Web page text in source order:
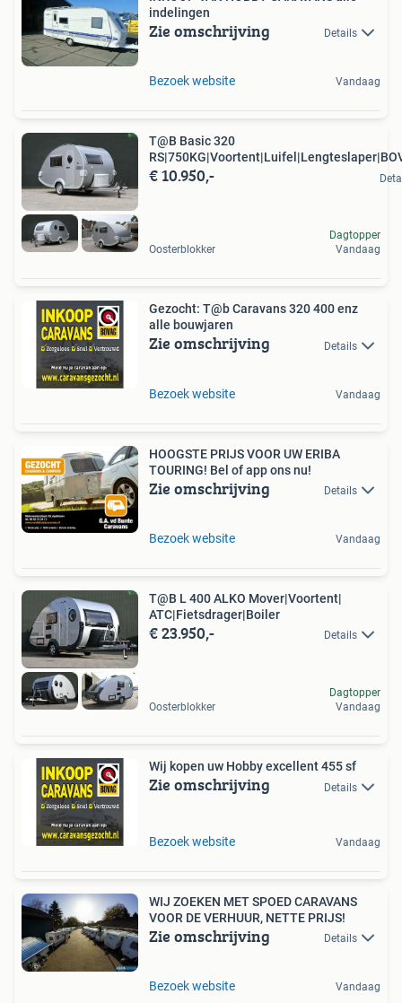
indelingen
Zie omschrijving Details
Bezoek website Vandaag
T@B Basic 320
€ 10.950,-
Oosterblokker
Dagtopper
Vandaag
Gezocht: T@b Caravans 320 400 enz
alle bouwjaren
Zie omschrijving Details
Bezoek website Vandaag
HOOGSTE PRIJS VOOR UW ERIBA
TOURING! Bel of app ons nu!
Zie omschrijving Details
Bezoek website Vandaag
T@B L 400 ALKO Mover|Voortent|
ATC|Fietsdrager|Boiler
€ 23.950,- Details
Oosterblokker
Dagtopper
Vandaag
Wij kopen uw Hobby excellent 455 sf
Zie omschrijving Details
Bezoek website Vandaag
WIJ ZOEKEN MET SPOED CARAVANS
VOOR DE VERHUUR, NETTE PRIJS!
Zie omschrijving Details
Bezoek website Vandaag